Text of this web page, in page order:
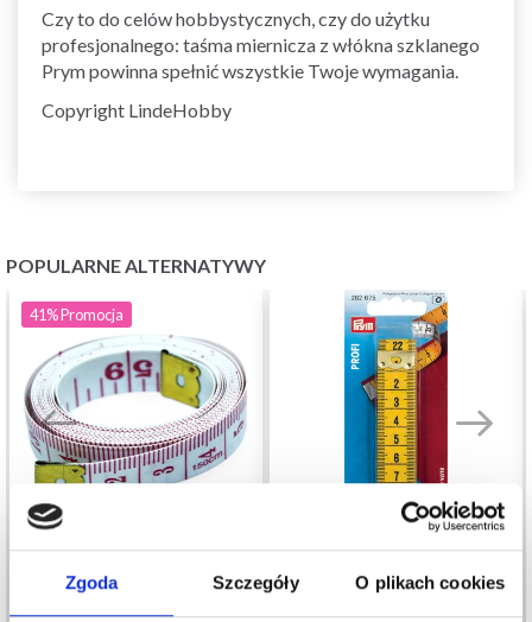
Zgoda Szczegóły O plikach cookies
Czy to do celów hobbystycznych, czy do użytku
profesjonalnego: taśma miernicza z włókna szklanego
Prym powinna spełnić wszystkie Twoje wymagania.
Copyright LindeHobby
POPULARNE ALTERNATYWY
41%Promocja
TAŚMA MIERNICZA